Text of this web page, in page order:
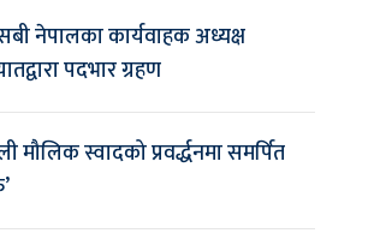
नेपालका कार्यवाहक अध्यक्ष
पदभार ग्रहण
मौलिक स्वादको प्रवर्द्धनमा समर्पित